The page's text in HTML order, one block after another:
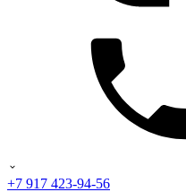
+7 917 423-94-56